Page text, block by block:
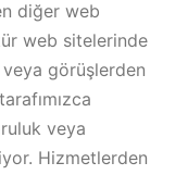
diğer web
web sitelerinde
görüşlerden
veya
Hizmetlerden